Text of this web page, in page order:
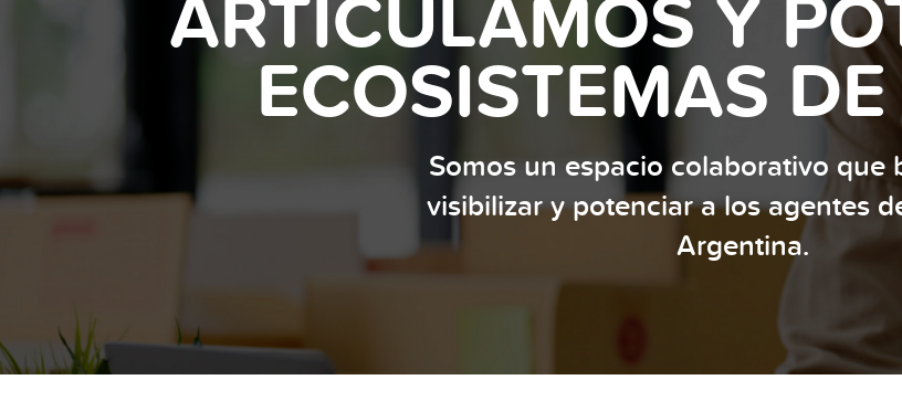
ECOSISTEMAS
Somos un espacio colaborativo que
visibilizar y potenciar a los agentes
Argentina.